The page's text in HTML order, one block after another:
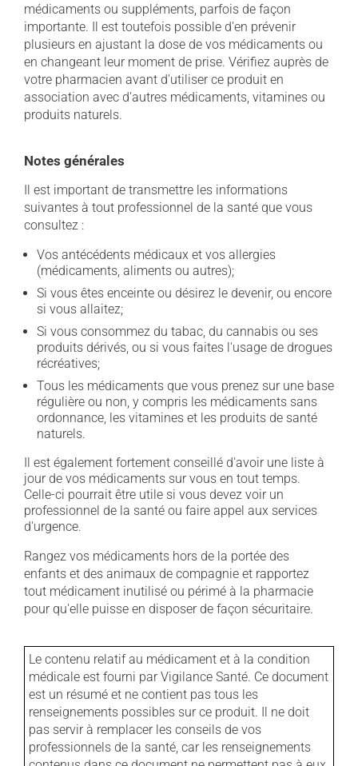
médicaments ou suppléments, parfois de façon
importante. Il est toutefois possible d'en prévenir
plusieurs en ajustant la dose de vos médicaments ou
en changeant leur moment de prise. Vérifiez auprès de
votre pharmacien avant d'utiliser ce produit en
association avec d'autres médicaments, vitamines ou
produits naturels.
Notes générales
Il est important de transmettre les informations
suivantes à tout professionnel de la santé que vous
consultez :
Vos antécédents médicaux et vos allergies
(médicaments, aliments ou autres);
Si vous êtes enceinte ou désirez le devenir, ou encore
si vous allaitez;
Si vous consommez du tabac, du cannabis ou ses
produits dérivés, ou si vous faites l'usage de drogues
récréatives;
Tous les médicaments que vous prenez sur une base
régulière ou non, y compris les médicaments sans
ordonnance, les vitamines et les produits de santé
naturels.
Il est également fortement conseillé d'avoir une liste à
jour de vos médicaments sur vous en tout temps.
Celle-ci pourrait être utile si vous devez voir un
professionnel de la santé ou faire appel aux services
d'urgence.
Rangez vos médicaments hors de la portée des
enfants et des animaux de compagnie et rapportez
tout médicament inutilisé ou périmé à la pharmacie
pour qu'elle puisse en disposer de façon sécuritaire.
Le contenu relatif au médicament et à la condition
médicale est fourni par Vigilance Santé. Ce document
est un résumé et ne contient pas tous les
renseignements possibles sur ce produit. Il ne doit
pas servir à remplacer les conseils de vos
professionnels de la santé, car les renseignements